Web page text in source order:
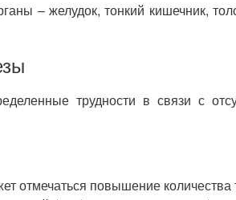
– желудок, тонкий кишечник,
трудности в связи с
отмечаться повышение